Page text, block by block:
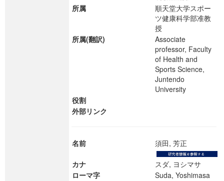
所属
順天堂大学スポー
ツ健康科学部准教
授
所属(翻訳)
Associate
professor, Faculty
of Health and
Sports Science,
Juntendo
University
役割
外部リンク
名前 須田, 芳正
カナ
スダ, ヨシマサ
ローマ字
Suda, Yoshimasa